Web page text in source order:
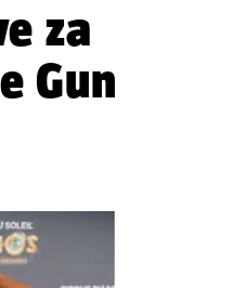
za
Gun